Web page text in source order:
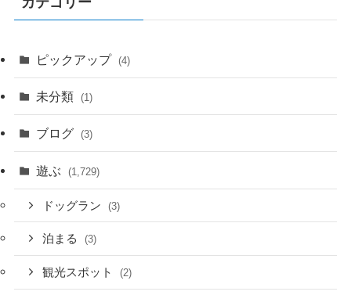
ピックアップ (4)
未分類 (1)
ブログ (3)
遊ぶ (1,729)
ドッグラン (3)
泊まる (3)
観光スポット (2)